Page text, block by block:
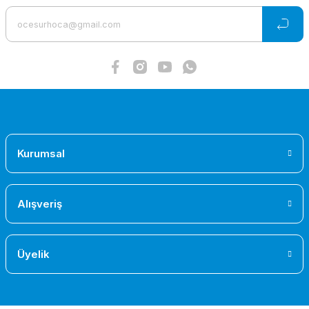
526,79 TL
Kurumsal
Alışveriş
Üyelik